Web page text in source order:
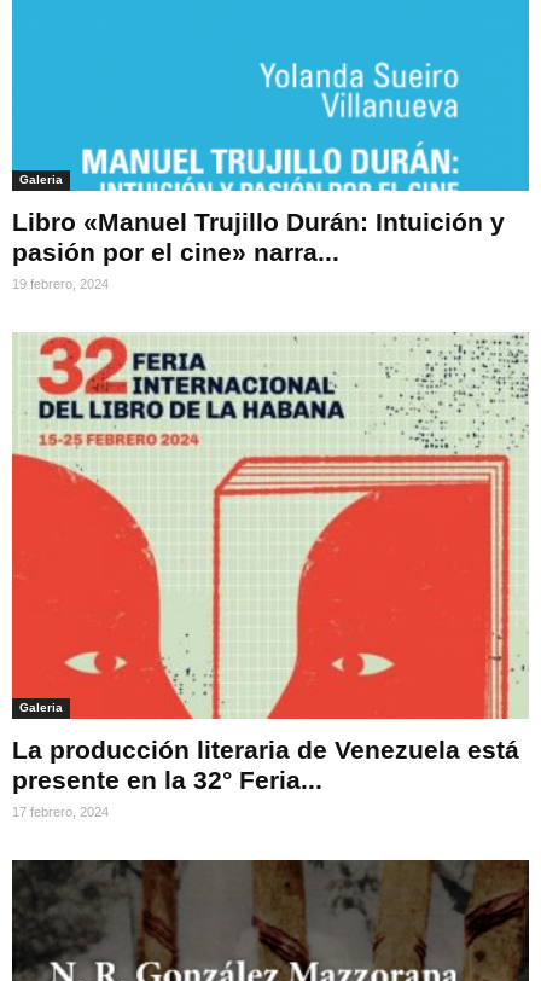
Galeria
Libro «Manuel Trujillo Durán: Intuición y
pasión por el cine» narra...
19 febrero, 2024
Galeria
La producción literaria de Venezuela está
presente en la 32° Feria...
17 febrero, 2024